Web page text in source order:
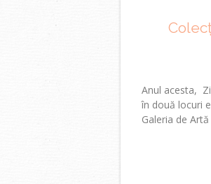
Anul acesta,
în două locuri
Galeria de